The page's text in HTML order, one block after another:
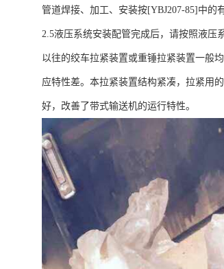
管道焊接、加工、安装按[YBJ207-85]中的
2.5液压系统安装配管完成后，请按照液压
以往的绞车拉紧装置或重锤拉紧装置一般
应特性差。本拉紧装置结构紧凑，拉紧用
好，改善了带式输送机的运行特性。